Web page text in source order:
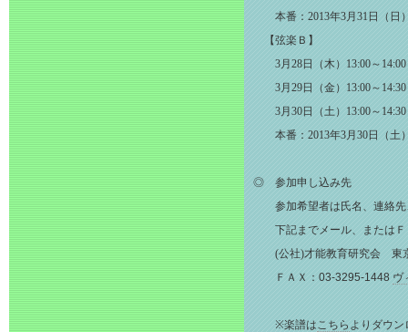
本番：2013年3月31日（日
【弦楽Ｂ】
3月28日（木）13:00～
3月29日（金）13:00～
3月30日（土）13:00～
本番：2013年3月30日（土
◎ 参加申し込み先
参加希望者は氏名、連絡先
下記までメール、またはＦ
(公社)才能教育研究会 東
ＦＡＸ：03-3295-1448 ヴ
※楽譜はこちら よりダウン